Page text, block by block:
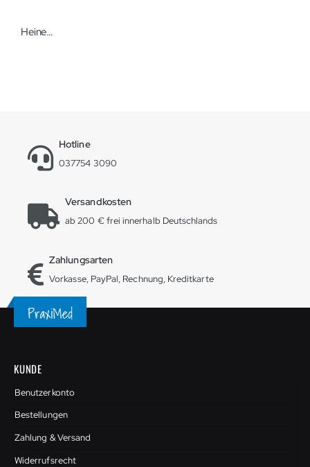
Heine ML4 LED Kopfleuchte mit Zubehör
Hotline
037754 3090
Versandkosten
ab 200 € frei innerhalb Deutschlands
Zahlungsarten
Vorkasse, PayPal, Rechnung, Kreditkarte
KUNDE
Benutzerkonto
Bestellungen
Zahlung & Versand
Widerrufsrecht